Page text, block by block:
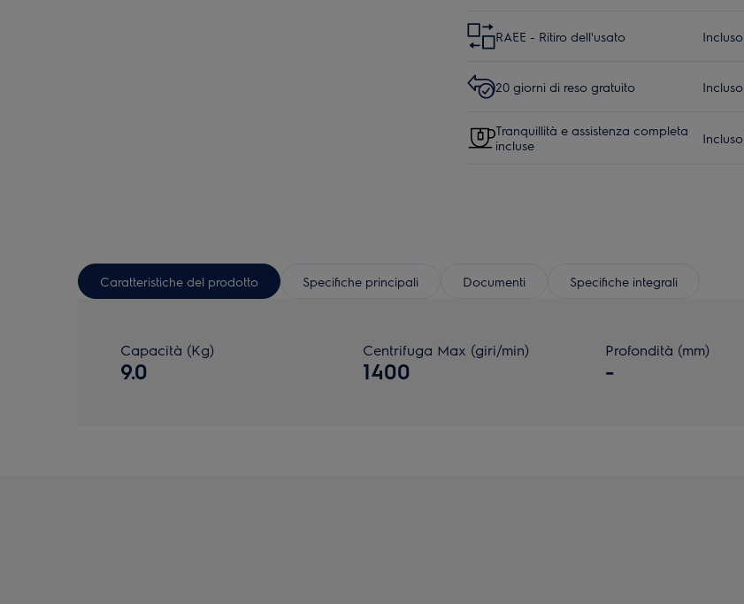
RAEE - Ritiro dell'usato Incluso
20 giorni di reso gratuito Incluso
Tranquillità e assistenza completa
incluse
Incluso
Caratteristiche del prodotto Specifiche principali Documenti Specifiche integrali
Capacità (Kg)
9.0
Centrifuga Max (giri/min)
1400
Profondità (mm)
-